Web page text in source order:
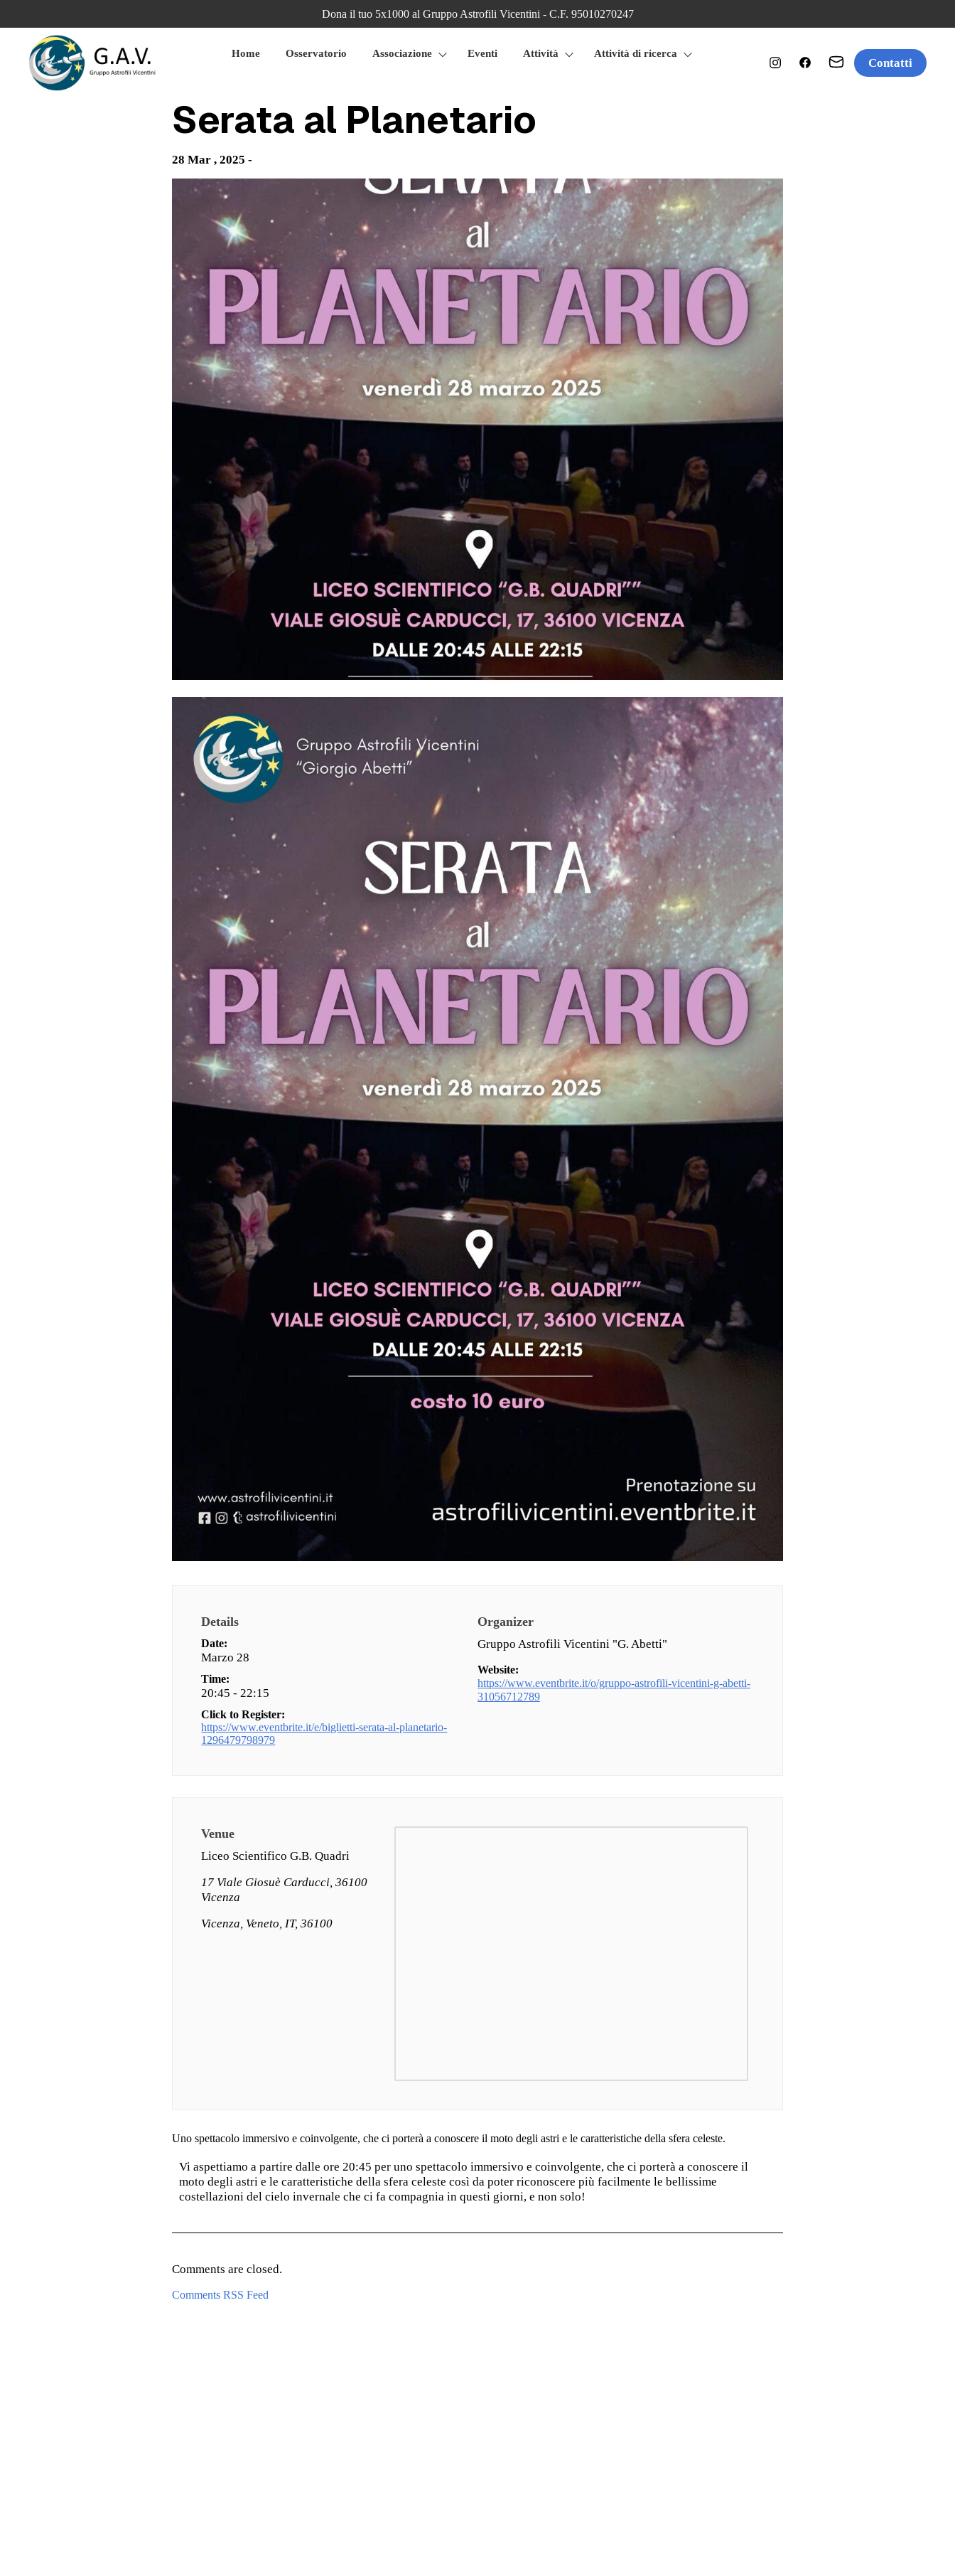
Dona il tuo 5x1000 al Gruppo Astrofili Vicentini - C.F. 95010270247
Home Osservatorio Associazione Eventi Attività Attività di ricerca
Contatti
Serata al Planetario
28 Mar , 2025 -
Details
Date:
Marzo 28
Time:
20:45 - 22:15
Click to Register:
https://www.eventbrite.it/e/biglietti-serata-al-planetario-
1296479798979
Organizer
Gruppo Astrofili Vicentini "G. Abetti"
Website:
https://www.eventbrite.it/o/gruppo-astrofili-vicentini-g-abetti-
31056712789
Venue
Liceo Scientifico G.B. Quadri
17 Viale Giosuè Carducci, 36100
Vicenza
Vicenza, Veneto, IT, 36100
Uno spettacolo immersivo e coinvolgente, che ci porterà a conoscere il moto degli astri e le caratteristiche della sfera celeste.
Vi aspettiamo a partire dalle ore 20:45 per uno spettacolo immersivo e coinvolgente, che ci porterà a conoscere il
moto degli astri e le caratteristiche della sfera celeste così da poter riconoscere più facilmente le bellissime
costellazioni del cielo invernale che ci fa compagnia in questi giorni, e non solo!
Comments are closed.
Comments RSS Feed